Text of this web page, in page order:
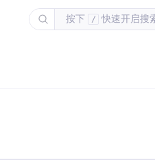
按下 / 快速开启搜